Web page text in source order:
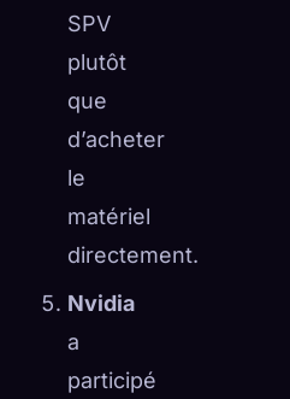
SPV
plutôt
que
d’acheter
le
matériel
directement.
Nvidia
a
participé